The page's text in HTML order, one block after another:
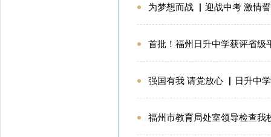
为梦想而战 ▏迎战中考 激情
首批！福州日升中学获评省级
强国有我 请党放心 ▏日升中
福州市教育局处室领导检查我